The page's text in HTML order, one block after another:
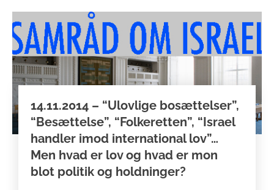
14.11.2014 – “Ulovlige bosættelser”,
“Besættelse”, “Folkeretten”, “Israel
handler imod international lov”…
Men hvad er lov og hvad er mon
blot politik og holdninger?